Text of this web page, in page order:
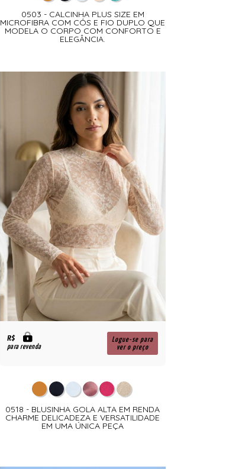
0503 - CALCINHA PLUS SIZE EM
MICROFIBRA COM CÓS E FIO DUPLO QUE
MODELA O CORPO COM CONFORTO E
ELEGÂNCIA.
R$
para revenda
Logue-se para
ver o preço
0518 - BLUSINHA GOLA ALTA EM RENDA
CHARME DELICADEZA E VERSATILIDADE
EM UMA ÚNICA PEÇA